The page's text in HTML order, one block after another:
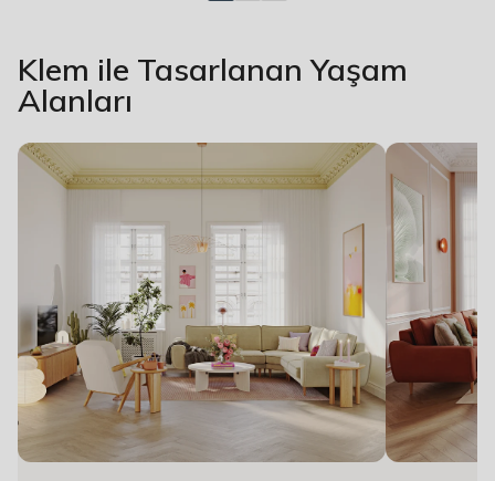
Klem ile Tasarlanan Yaşam
Alanları